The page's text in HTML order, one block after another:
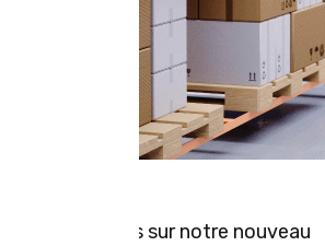
les internautes sur notre nouveau